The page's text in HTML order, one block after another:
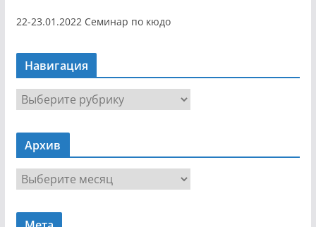
22-23.01.2022 Семинар по кюдо
Навигация
Н
а
в
г
Архив
р
х